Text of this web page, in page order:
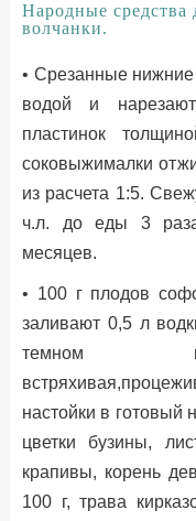
Народные средства
волчанки.
• Срезанные
водой и
пластинок
соковыжималки
из расчета 1:5.
ч.л. до еды 3
месяцев.
• 100 г плодов
заливают 0,5 л
темном
настойки в готовый
цветки бузины,
крапивы, корень
100 г, трава